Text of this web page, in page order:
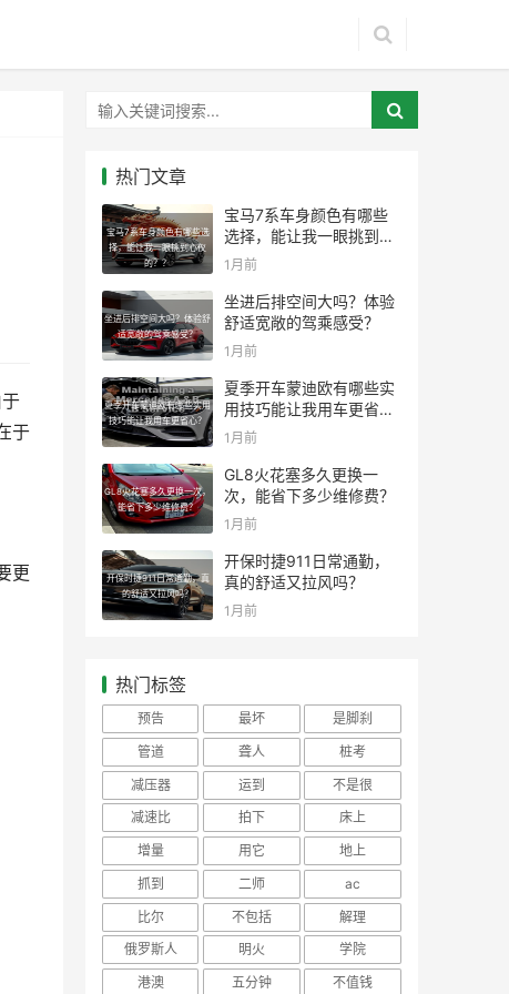
于
更
热门文章
宝马7系车身颜色有哪些选
择，能让我一眼挑到心仪
的？？
宝马7系车身颜色有哪些
选择，能让我一眼挑到心
仪的？？
1月前
坐进后排空间大吗？体验舒
适宽敞的驾乘感受？
坐进后排空间大吗？体验
舒适宽敞的驾乘感受？
1月前
夏季开车蒙迪欧有哪些实用
技巧能让我用车更省心？
夏季开车蒙迪欧有哪些实
用技巧能让我用车更省
心？
1月前
GL8火花塞多久更换一次，
能省下多少维修费？
GL8火花塞多久更换一
次，能省下多少维修费？
1月前
开保时捷911日常通勤，真
的舒适又拉风吗？
开保时捷911日常通勤，
真的舒适又拉风吗？
1月前
热门标签
预告 最坏
是脚刹
管道
聋人
桩考
减压器
运到
不是很
减速比
拍下
床上
增量
用它
地上
抓到
二师
ac
比尔
不包括
解理
俄罗斯人
明火
学院
港澳
五分钟 不值钱